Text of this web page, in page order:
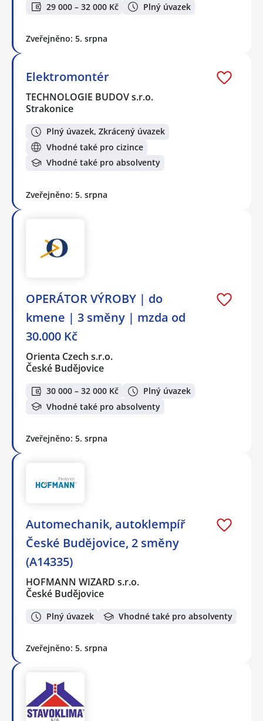
29 000 – 32 000 Kč Plný úvazek
Zveřejněno: 5. srpna
Elektromontér
TECHNOLOGIE BUDOV s.r.o.
Strakonice
Plný úvazek, Zkrácený úvazek
Vhodné také pro cizince
Vhodné také pro absolventy
Zveřejněno: 5. srpna
OPERÁTOR VÝROBY | do
kmene | 3 směny | mzda od
30.000 Kč
Orienta Czech s.r.o.
České Budějovice
30 000 – 32 000 Kč
Plný úvazek
Vhodné také pro absolventy
Zveřejněno: 5. srpna
Automechanik, autoklempíř
České Budějovice, 2 směny
(A14335)
HOFMANN WIZARD s.r.o.
České Budějovice
Plný úvazek Vhodné také pro absolventy
Zveřejněno: 5. srpna